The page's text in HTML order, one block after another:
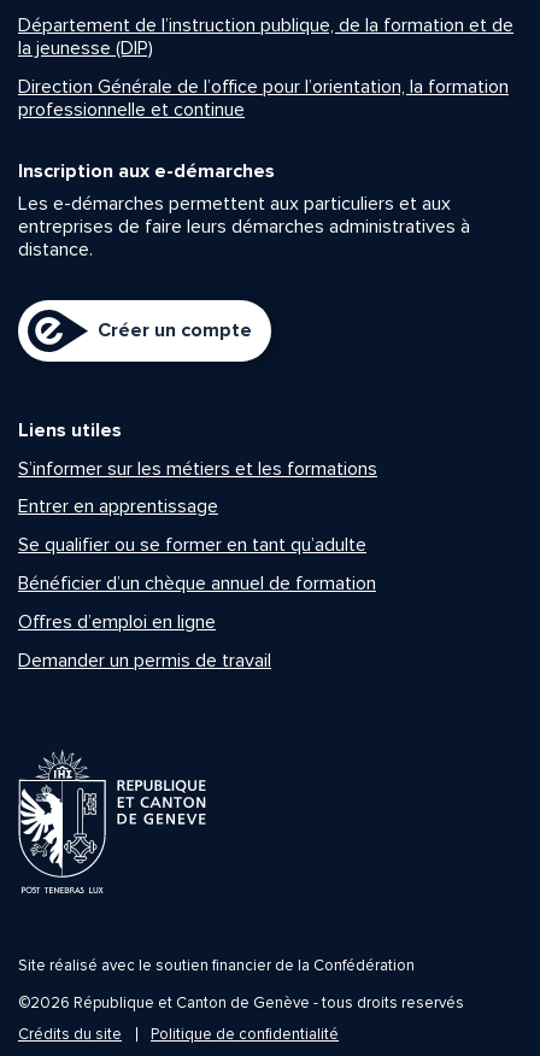
Département de l’instruction publique, de la formation et de
la jeunesse (DIP)
Direction Générale de l’office pour l’orientation, la formation
professionnelle et continue
Inscription aux e-démarches
Les e-démarches permettent aux particuliers et aux
entreprises de faire leurs démarches administratives à
distance.
Créer un compte
Liens utiles
S’informer sur les métiers et les formations
Entrer en apprentissage
Se qualifier ou se former en tant qu’adulte
Bénéficier d’un chèque annuel de formation
Offres d’emploi en ligne
Demander un permis de travail
Site réalisé avec le soutien financier de la Confédération
©2026 République et Canton de Genève - tous droits reservés
Crédits du site
Politique de confidentialité